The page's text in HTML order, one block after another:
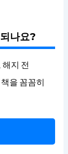
나요?
지 전
을 꼼꼼히